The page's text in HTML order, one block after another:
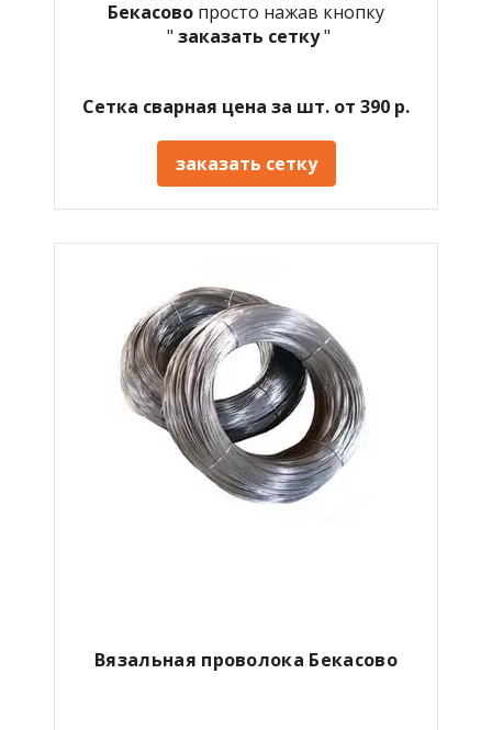
Бекасово просто нажав кнопку
" заказать сетку"
Сетка сварная цена за шт. от 390 р.
заказать сетку
Вязальная проволока Бекасово